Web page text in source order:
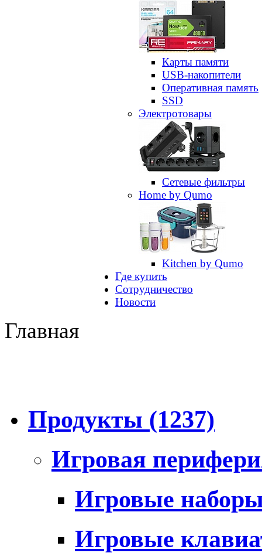
Карты памяти
USB-накопители
Оперативная память
SSD
Электротовары
Сетевые фильтры
Home by Qumo
Kitchen by Qumo
Где купить
Сотрудничество
Новости
Главная
Продукты (1237)
Игровая
Игровые
Игровые